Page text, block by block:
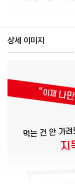
상세 이미지